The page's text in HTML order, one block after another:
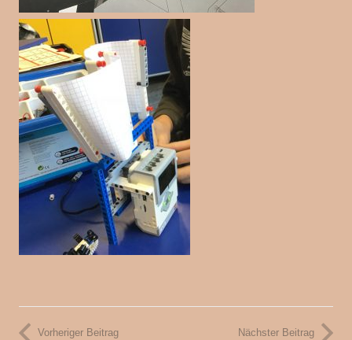
Vorheriger Beitrag Nächster Beitrag